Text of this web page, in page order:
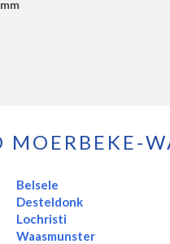
MOERBEKE-
Belsele
Desteldonk
Lochristi
Waasmunster